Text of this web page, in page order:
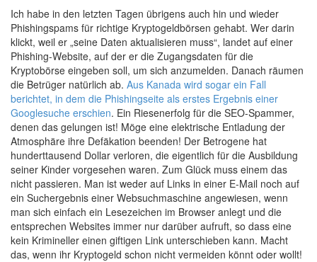
Ich habe in den letzten Tagen übrigens auch hin und wieder
Phishingspams für richtige Kryptogeldbörsen gehabt. Wer darin
klickt, weil er „seine Daten aktualisieren muss“, landet auf einer
Phishing-Website, auf der er die Zugangsdaten für die
Kryptobörse eingeben soll, um sich anzumelden. Danach räumen
die Betrüger natürlich ab. Aus Kanada wird sogar ein Fall
berichtet, in dem die Phishingseite als erstes Ergebnis einer
Googlesuche erschien. Ein Riesenerfolg für die SEO-Spammer,
denen das gelungen ist! Möge eine elektrische Entladung der
Atmosphäre ihre Defäkation beenden! Der Betrogene hat
hunderttausend Dollar verloren, die eigentlich für die Ausbildung
seiner Kinder vorgesehen waren. Zum Glück muss einem das
nicht passieren. Man ist weder auf Links in einer E-Mail noch auf
ein Suchergebnis einer Websuchmaschine angewiesen, wenn
man sich einfach ein Lesezeichen im Browser anlegt und die
entsprechen Websites immer nur darüber aufruft, so dass eine
kein Krimineller einen giftigen Link unterschieben kann. Macht
das, wenn ihr Kryptogeld schon nicht vermeiden könnt oder wollt!